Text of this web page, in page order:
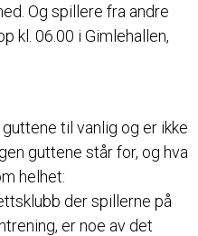
Og spillere fra andre
kl. 06.00 i Gimlehallen,
til vanlig og er ikke
guttene står for, og hva
helhet:
der spillerne på
er noe av det